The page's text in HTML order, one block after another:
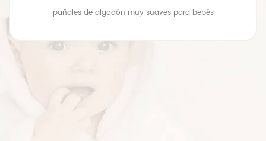
pañales de algodón muy suaves para bebés